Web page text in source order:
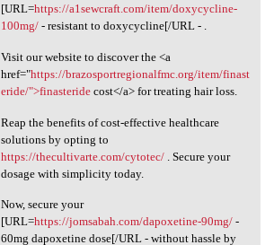
[URL=https://a1sewcraft.com/item/doxycycline-
100mg/- resistant to doxycycline[/URL - .
Visit our website to discover the <a
href="https://brazosportregionalfmc.org/item/finast
eride/">finasteridecost</a> for treating hair loss.
Reap the benefits of cost-effective healthcare
solutions by opting to
https://thecultivarte.com/cytotec/. Secure your
dosage with simplicity today.
Now, secure your
[URL=https://jomsabah.com/dapoxetine-90mg/-
60mg dapoxetine dose[/URL - without hassle by